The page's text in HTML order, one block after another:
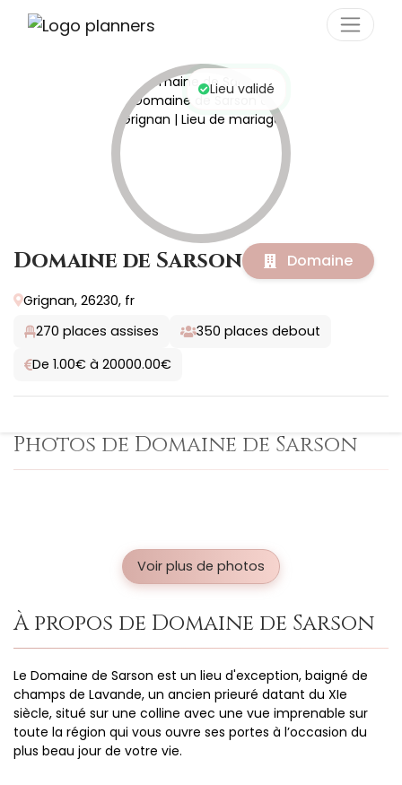
Lieu validé
Domaine de Sarson Domaine
Grignan, 26230, fr
270 places assises 350 places debout
De 1.00€ à 20000.00€
Photos de Domaine de Sarson
Voir plus de photos
À propos de Domaine de Sarson
Le Domaine de Sarson est un lieu d'exception, baigné de
champs de Lavande, un ancien prieuré datant du XIe
siècle, situé sur une colline avec une vue imprenable sur
toute la région qui vous ouvre ses portes à l’occasion du
plus beau jour de votre vie.
Panneau de gestion des cookies